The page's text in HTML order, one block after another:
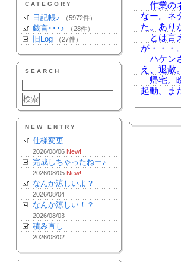
CATEGORY
日記帳♪ （5972件）
戯言･･･♪ （28件）
旧Log （27件）
SEARCH
NEW ENTRY
仕様変更
2026/08/06 New!
完成しちゃったねー♪
2026/08/05 New!
なんか涼しいよ？
2026/08/04
なんか涼しい！？
2026/08/03
積み直し
2026/08/02
作業の
なー。ネ
た。あり
とは言
が・・・
ハケン
え、退散
帰宅。
起動。ま